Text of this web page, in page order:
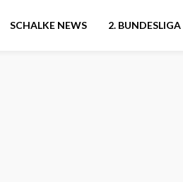
SCHALKE NEWS 2. BUNDESLIGA